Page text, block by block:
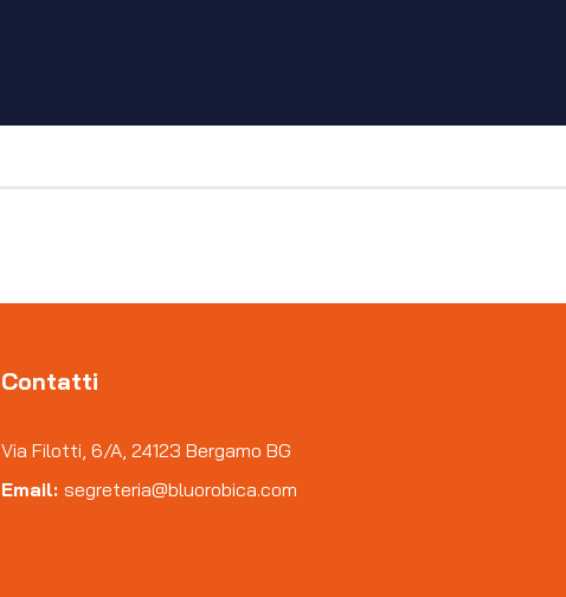
Contatti
Via Filotti, 6/A, 24123 Bergamo BG
Email: segreteria@bluorobica.com